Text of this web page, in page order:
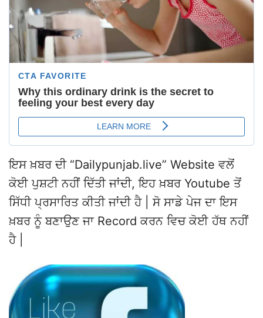
ਇਸ ਖ਼ਬਰ ਦੀ “Dailypunjab.live” Website ਵਲੋਂ
ਕੋਈ ਪੁਸ਼ਟੀ ਨਹੀਂ ਦਿੱਤੀ ਜਾਂਦੀ, ਇਹ ਖ਼ਬਰ Youtube ਤੋਂ
ਸਿੱਧੀ ਪ੍ਰਸਾਰਿਤ ਕੀਤੀ ਜਾਂਦੀ ਹੈ | ਸੋ ਸਾਡੇ ਪੇਜ ਦਾ ਇਸ
ਖ਼ਬਰ ਨੂੰ ਬਣਾਉਣ ਜਾ Record ਕਰਨ ਵਿਚ ਕੋਈ ਹੱਥ ਨਹੀਂ
ਹੈ |